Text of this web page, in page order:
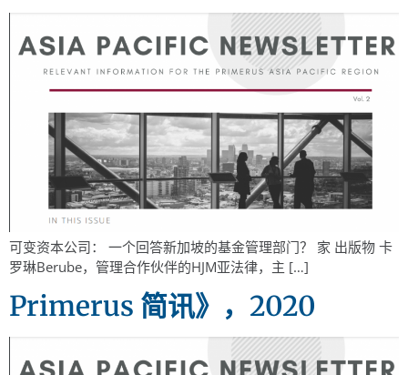
可变资本公司： 一个回答新加坡的基金管理部门？ 家 出版物 卡
罗琳Berube，管理合作伙伴的HJM亚法律，主 […]
Primerus 简讯》，2020